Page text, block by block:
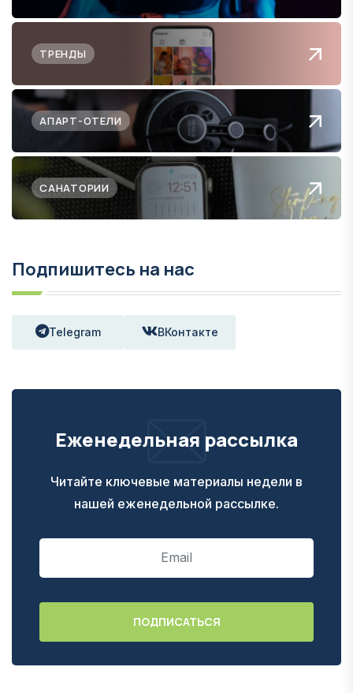
ТРЕНДЫ
АПАРТ-ОТЕЛИ
САНАТОРИИ
Подпишитесь на нас
Telegram ВКонтакте
Еженедельная рассылка
Читайте ключевые материалы недели в
нашей еженедельной рассылке.